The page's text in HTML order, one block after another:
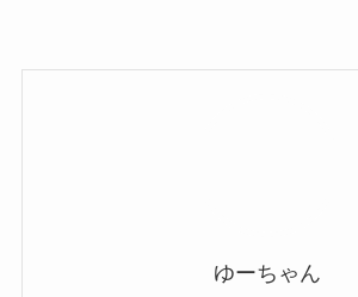
ゆーちゃん